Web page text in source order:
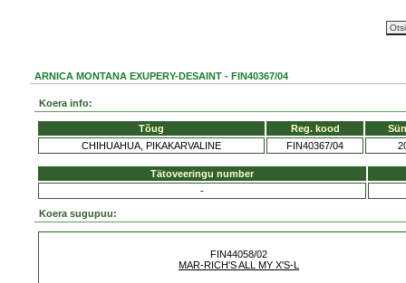
ARNICA MONTANA EXUPERY-DESAINT - FIN40367/04
Koera info:
Tõug Reg. kood
CHIHUAHUA, PIKAKARVALINE
FIN40367/04
Tätoveeringu number
-
Koera sugupuu:
FIN44058/02
MAR-RICH'S ALL MY X'S-L